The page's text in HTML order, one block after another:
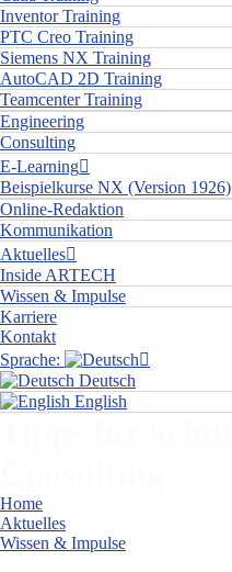
Inventor Training
PTC Creo Training
Siemens NX Training
AutoCAD 2D Training
Teamcenter Training
Engineering
Consulting
E-Learning
Beispielkurse NX (Version 1926)
Online-Redaktion
Kommunikation
Aktuelles
Inside ARTECH
Wissen & Impulse
Karriere
Kontakt
Sprache:
Deutsch
English
Home
Aktuelles
Wissen & Impulse